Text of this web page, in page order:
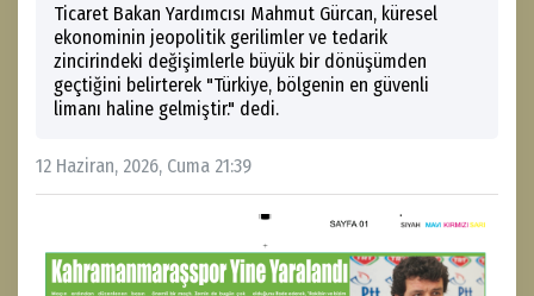
Ticaret Bakan Yardımcısı Mahmut Gürcan, küresel
ekonominin jeopolitik gerilimler ve tedarik
zincirindeki değişimlerle büyük bir dönüşümden
geçtiğini belirterek "Türkiye, bölgenin en güvenli
limanı haline gelmiştir." dedi.
12 Haziran, 2026, Cuma 21:39